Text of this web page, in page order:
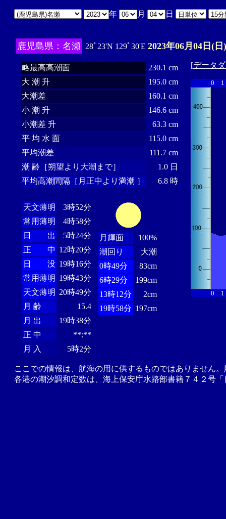
年 月 日
鹿児島県：名瀬 28ﾟ23'N 129ﾟ30'E 2023年06月04日(日)
略最高高潮面
230.1 cm
大 潮 升
195.0 cm
大潮差
160.1 cm
小 潮 升
146.6 cm
小潮差 升
63.3 cm
平 均 水 面
115.0 cm
平均潮差
111.7 cm
潮 齢［朔望より大潮まで］
1.0 日
平均高潮間隔［月正中より満潮 ］
6.8 時
天文薄明
3時52分
常用薄明
4時58分
日 出
5時24分
正 中 12時20分
日 没 19時16分
常用薄明 19時43分
天文薄明 20時49分
月 齢
15.4
月 出
19時38分
正 中
**:**
月 入
5時2分
月輝面
100%
潮回り
大潮
0時49分
83cm
6時29分
199cm
13時12分
2cm
19時58分 197cm
[データ
0 1
0 1
ここでの情報は、航海の用に供するものではありません
各港の潮汐調和定数は、海上保安庁水路部書籍７４２号